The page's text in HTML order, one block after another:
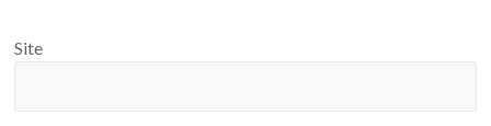
Site